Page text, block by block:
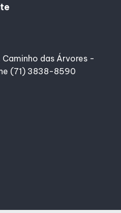
Caminho das Árvores -
(71) 3838-8590